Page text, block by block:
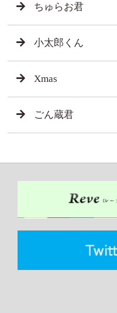
ちゅらお君
小太郎くん
Xmas
ごん蔵君